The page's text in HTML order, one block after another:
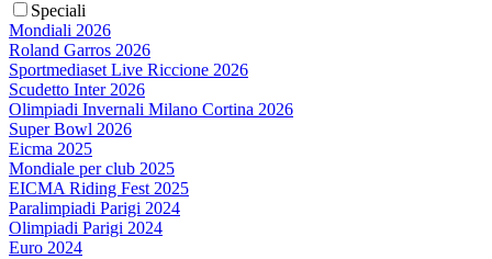
Speciali
Mondiali 2026
Roland Garros 2026
Sportmediaset Live Riccione 2026
Scudetto Inter 2026
Olimpiadi Invernali Milano Cortina 2026
Super Bowl 2026
Eicma 2025
Mondiale per club 2025
EICMA Riding Fest 2025
Paralimpiadi Parigi 2024
Olimpiadi Parigi 2024
Euro 2024